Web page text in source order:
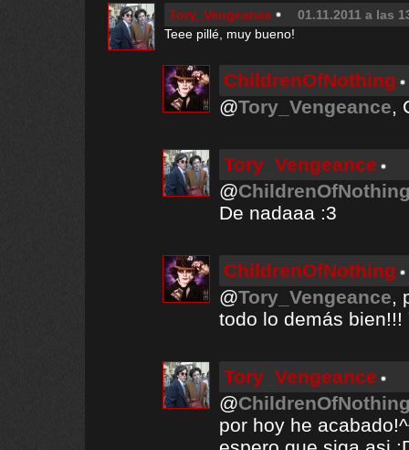
Tory_Vengeance
01.11.2011 a las
Teee pillé, muy bueno!
ChildrenOfNothing
@Tory_Vengeance,
Tory_Vengeance
@
De nadaaa :3
ChildrenOfNothing
@Tory_Vengeance,
todo lo demás bien!!!
Tory_Vengeance
@
por hoy he